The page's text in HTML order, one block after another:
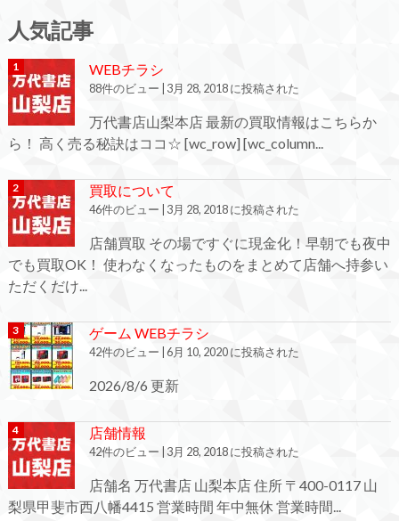
人気記事
WEBチラシ
88件のビュー 3月 28, 2018 に投稿された
万代書店山梨本店 最新の買取情報はこちらか
ら！ 高く売る秘訣はココ☆ [wc_row] [wc_column...
買取について
46件のビュー 3月 28, 2018 に投稿された
店舗買取 その場ですぐに現金化！早朝でも夜中
でも買取OK！ 使わなくなったものをまとめて店舗へ持参い
ただくだけ...
ゲーム WEBチラシ
42件のビュー 6月 10, 2020 に投稿された
2026/8/6 更新
店舗情報
42件のビュー 3月 28, 2018 に投稿された
店舗名 万代書店 山梨本店 住所 〒400-0117 山
梨県甲斐市西八幡4415 営業時間 年中無休 営業時間...